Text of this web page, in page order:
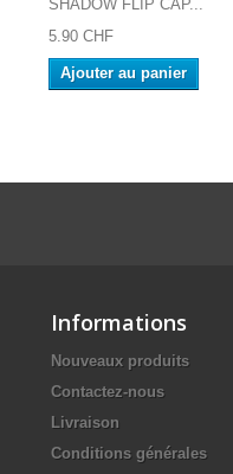
SHADOW FLIP CAP...
5.90 CHF
Ajouter au panier
Informations
Nouveaux produits
Contactez-nous
Livraison
Conditions générales